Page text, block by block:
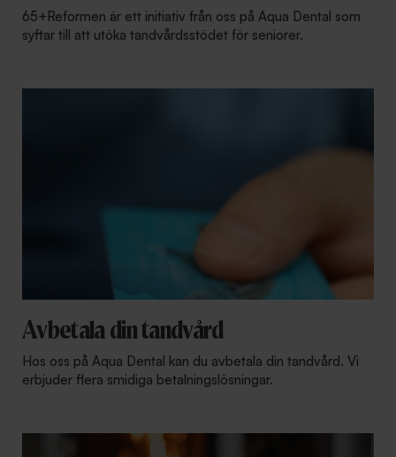
65+Reformen är ett initiativ från oss på Aqua Dental som
syftar till att utöka tandvårdsstödet för seniorer.
Avbetala din tandvård
Hos oss på Aqua Dental kan du avbetala din tandvård. Vi
erbjuder flera smidiga betalningslösningar.